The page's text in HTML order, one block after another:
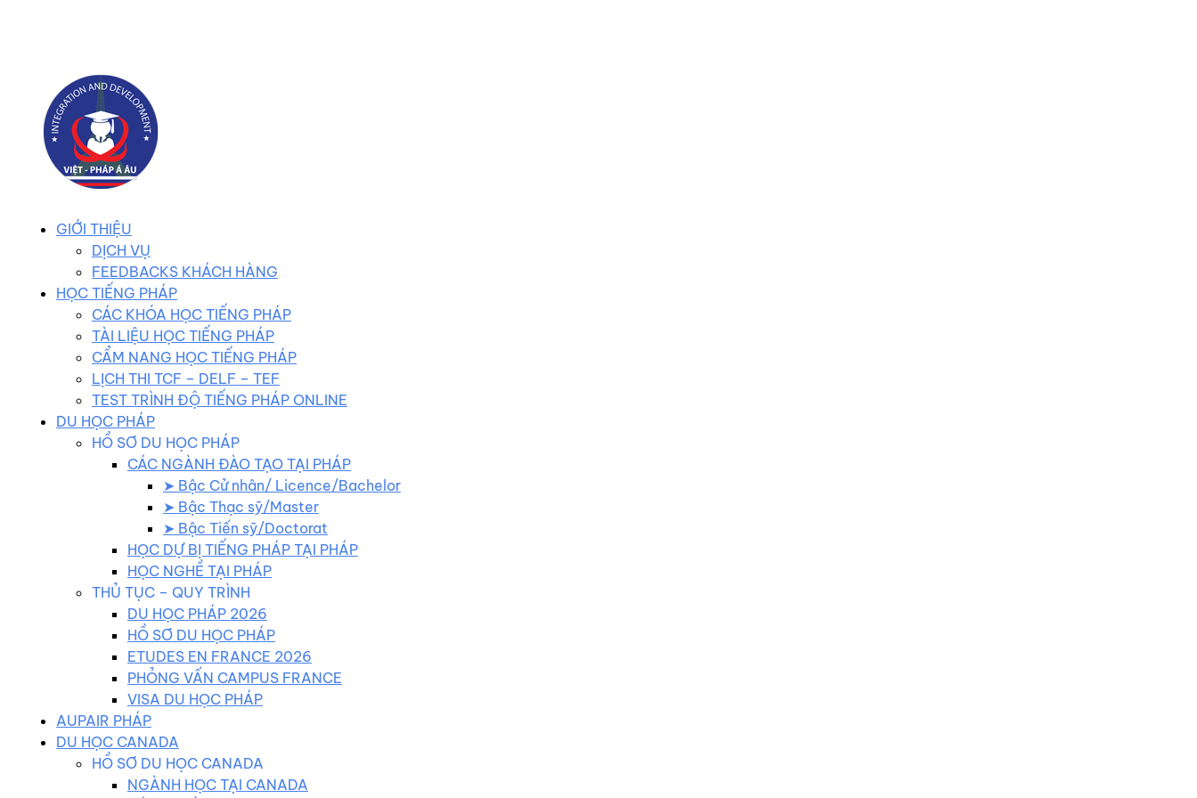
GIỚI THIỆU
DỊCH VỤ
FEEDBACKS KHÁCH HÀNG
HỌC TIẾNG PHÁP
CÁC KHÓA HỌC TIẾNG PHÁP
TÀI LIỆU HỌC TIẾNG PHÁP
CẨM NANG HỌC TIẾNG PHÁP
LỊCH THI TCF – DELF – TEF
TEST TRÌNH ĐỘ TIẾNG PHÁP ONLINE
DU HỌC PHÁP
HỒ SƠ DU HỌC PHÁP
CÁC NGÀNH ĐÀO TẠO TẠI PHÁP
➤ Bậc Cử nhân/ Licence/Bachelor
➤ Bậc Thạc sỹ/Master
➤ Bậc Tiến sỹ/Doctorat
HỌC DỰ BỊ TIẾNG PHÁP TẠI PHÁP
HỌC NGHỀ TẠI PHÁP
THỦ TỤC – QUY TRÌNH
DU HỌC PHÁP 2026
HỒ SƠ DU HỌC PHÁP
ETUDES EN FRANCE 2026
PHỎNG VẤN CAMPUS FRANCE
VISA DU HỌC PHÁP
AUPAIR PHÁP
DU HỌC CANADA
HỒ SƠ DU HỌC CANADA
NGÀNH HỌC TẠI CANADA